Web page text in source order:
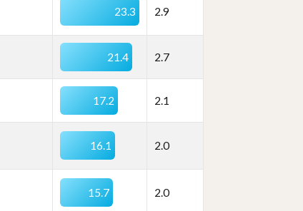
23.3 2.9
21.4 2.7
17.2 2.1
16.1 2.0
15.7 2.0